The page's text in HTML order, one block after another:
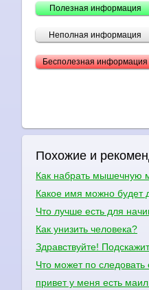
Полезная информация
Неполная информация
Бесполезная информация
Похожие и
Как набрать мышечную
Какое имя можно будет
Что лучше есть для
Как унизить человека?
Здравствуйте!
Что может по
привет у меня есть